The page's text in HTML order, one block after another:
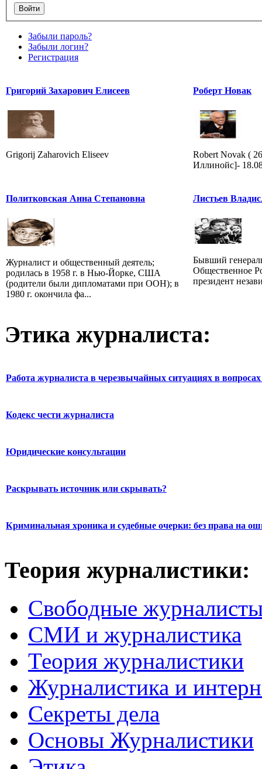
Забыли пароль?
Забыли логин?
Регистрация
Григорий Захарович Елисеев
Grigorij Zaharovich Eliseev
Роберт Новак
Robert Novak (
Иллинойс]-
Политковская Анна Степановна
Журналист и общественный деятель;
родилась в 1958 г. в Нью-Йорке, США
(родители были дипломатами при ООН); в
1980 г. окончила фа...
Листьев
Бывший
Общественное
президент
Этика журналиста:
Работа журналиста в черезвычайных ситуациях в вопросах
Кодекс чести журналиста
Юридические консультации
Раскрывать источник или скрывать?
Криминальная хроника и судебные очерки: без права на
Теория журналистики:
Свободные
СМИ и журналистика
Теория журналистики
Журналистика и
Секреты дела
Основы Журналистики